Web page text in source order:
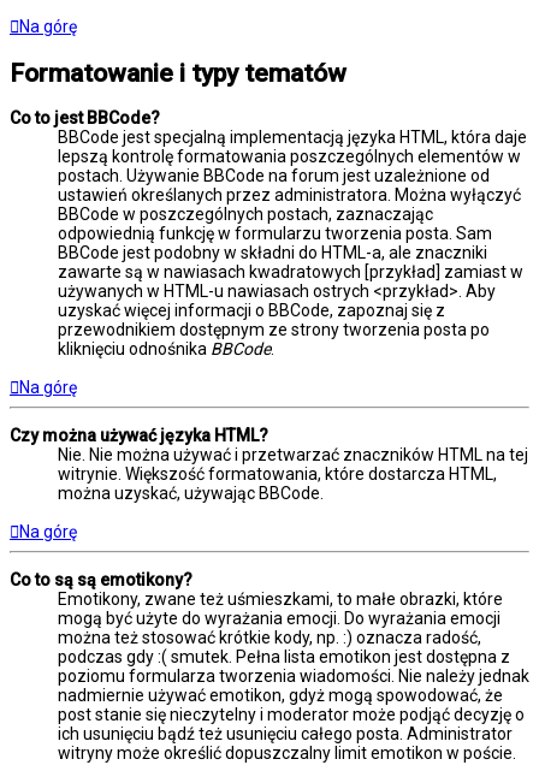
Na górę
Formatowanie i typy tematów
Co to jest BBCode?
BBCode jest specjalną implementacją języka HTML, która daje
lepszą kontrolę formatowania poszczególnych elementów w
postach. Używanie BBCode na forum jest uzależnione od
ustawień określanych przez administratora. Można wyłączyć
BBCode w poszczególnych postach, zaznaczając
odpowiednią funkcję w formularzu tworzenia posta. Sam
BBCode jest podobny w składni do HTML-a, ale znaczniki
zawarte są w nawiasach kwadratowych [przykład] zamiast w
używanych w HTML-u nawiasach ostrych <przykład>. Aby
uzyskać więcej informacji o BBCode, zapoznaj się z
przewodnikiem dostępnym ze strony tworzenia posta po
kliknięciu odnośnika BBCode.
Na górę
Czy można używać języka HTML?
Nie. Nie można używać i przetwarzać znaczników HTML na tej
witrynie. Większość formatowania, które dostarcza HTML,
można uzyskać, używając BBCode.
Na górę
Co to są są emotikony?
Emotikony, zwane też uśmieszkami, to małe obrazki, które
mogą być użyte do wyrażania emocji. Do wyrażania emocji
można też stosować krótkie kody, np. :) oznacza radość,
podczas gdy :( smutek. Pełna lista emotikon jest dostępna z
poziomu formularza tworzenia wiadomości. Nie należy jednak
nadmiernie używać emotikon, gdyż mogą spowodować, że
post stanie się nieczytelny i moderator może podjąć decyzję o
ich usunięciu bądź też usunięciu całego posta. Administrator
witryny może określić dopuszczalny limit emotikon w poście.